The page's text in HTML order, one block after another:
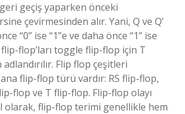
geçiş yaparken önceki
çevirmesinden alır. Yani, Q ve Q’
“0” ise “1”e ve daha önce “1” ise
flip-flop’ları toggle flip-flop için T
Flip flop çeşitleri
flip-flop türü vardır: RS flip-flop,
flop ve T flip-flop. Flip-flop olayı
olarak, flip-flop terimi genellikle hem